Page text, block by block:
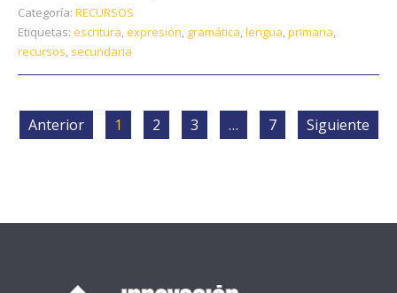
Categoría: RECURSOS
Etiquetas: escritura,expresión, gramática,lengua,primaria,
recursos, secundaria
Anterior 1 2 3 … 7 Siguiente